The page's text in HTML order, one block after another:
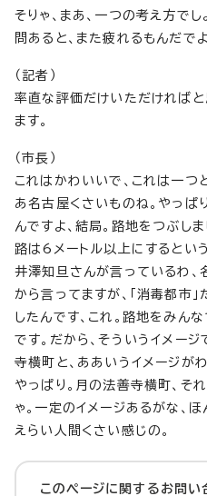
そりゃ、まあ、一つの考え方で
問あると、また疲れるもんだでよ
（記者）
率直な評価だけいただければ
ます。
（市長）
これはかわいいで、これは一つ
あ名古屋くさいものね。やっぱ
んですよ、結局。路地をつぶし
路は6メートル以上にするとい
井澤知旦さんが言っているわ、
から言ってますが、「消毒都市
したんです、これ。路地をみん
です。だから、そういうイメー
寺横町と、ああいうイメージが
やっぱり。月の法善寺横町、そ
ゃ。一定のイメージあるがな、
えらい人間くさい感じの。
このページに関する お問い